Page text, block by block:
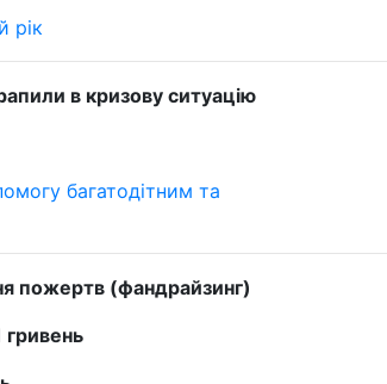
рік
в кризову ситуацію
багатодітним та
пожертв (фандрайзинг)
гривень